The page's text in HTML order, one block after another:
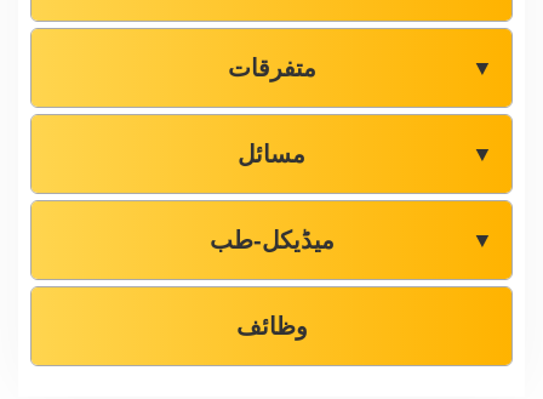
متفرقات ▼
مسائل ▼
میڈیکل-طب ▼
وظائف